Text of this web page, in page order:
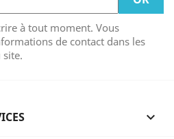
à tout moment. Vous
de contact dans les
